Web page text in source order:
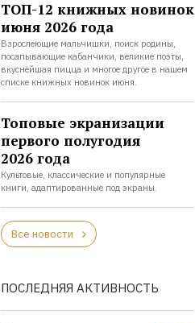
ТОП-12 книжных новинок
июня 2026 года
Взрослеющие мальчишки, поиск родины,
посапывающие кабанчики, великие поэты,
вкуснейшая пицца и многое другое в нашем
списке книжных новинок июня.
Топовые экранизации
первого полугодия
2026 года
Культовые, классические и популярные
книги, адаптированные под экраны.
Все новости
ПОСЛЕДНЯЯ АКТИВНОСТЬ